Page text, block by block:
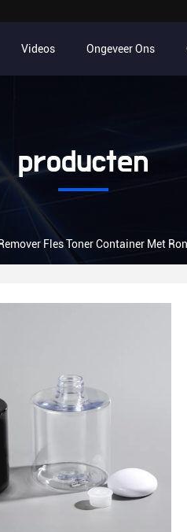
Videos Ongeveer Ons
producten
Fles Toner Container Met